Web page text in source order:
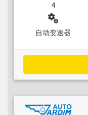
4
miscellaneous_services
自动变速器